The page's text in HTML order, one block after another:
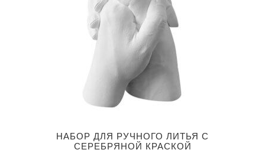
НАБОР ДЛЯ РУЧНОГО ЛИТЬЯ С
СЕРЕБРЯНОЙ КРАСКОЙ